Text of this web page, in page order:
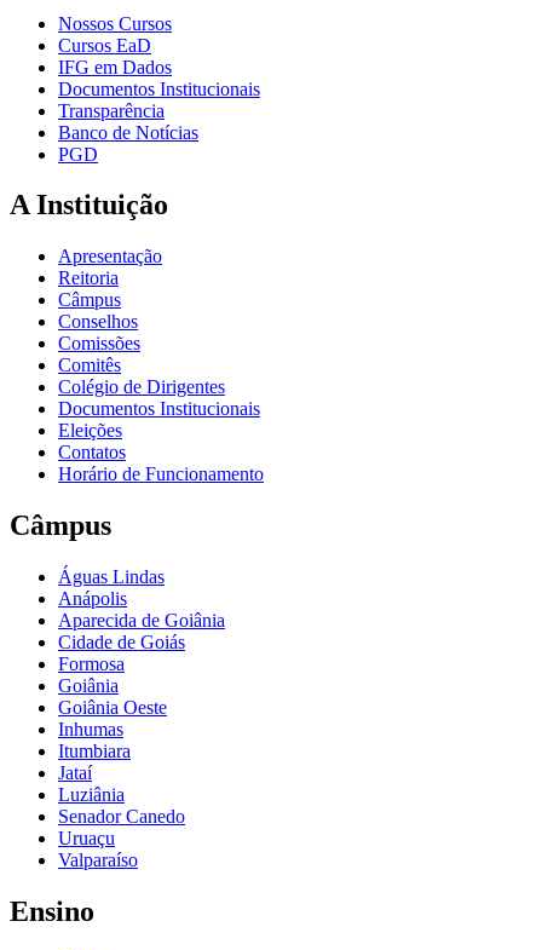
Nossos Cursos
Cursos EaD
IFG em Dados
Documentos Institucionais
Transparência
Banco de Notícias
PGD
A Instituição
Apresentação
Reitoria
Câmpus
Conselhos
Comissões
Comitês
Colégio de Dirigentes
Documentos Institucionais
Eleições
Contatos
Horário de Funcionamento
Câmpus
Águas Lindas
Anápolis
Aparecida de Goiânia
Cidade de Goiás
Formosa
Goiânia
Goiânia Oeste
Inhumas
Itumbiara
Jataí
Luziânia
Senador Canedo
Uruaçu
Valparaíso
Ensino